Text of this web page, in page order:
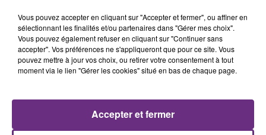
IMAGINE DRAGONS ZAHO & MC SOLAAR
Comme Caroline
Vous pouvez accepter en cliquant sur "Accepter et fermer", ou affiner en
sélectionnant les finalités et/ou partenaires dans "Gérer mes choix".
Vous pouvez également refuser en cliquant sur "Continuer sans
accepter". Vos préférences ne s'appliqueront que pour ce site. Vous
pouvez mettre à jour vos choix, ou retirer votre consentement à tout
moment via le lien "Gérer les cookies" situé en bas de chaque page.
Accepter et fermer